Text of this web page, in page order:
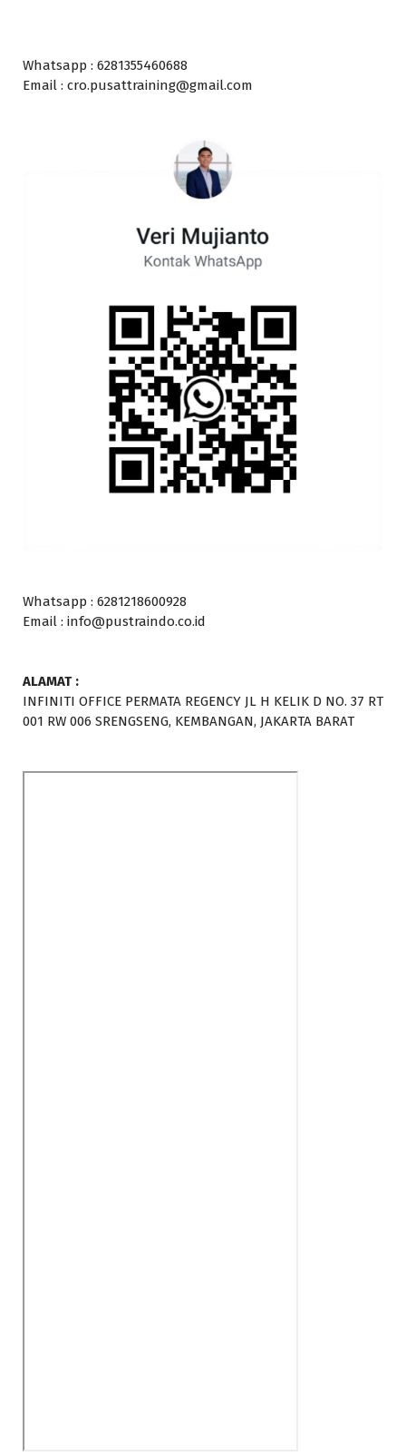
Whatsapp : 6281355460688
Email : cro.pusattraining@gmail.com
Whatsapp : 6281218600928
Email : info@pustraindo.co.id
ALAMAT :
INFINITI OFFICE PERMATA REGENCY JL H KELIK D NO. 37 RT
001 RW 006 SRENGSENG, KEMBANGAN, JAKARTA BARAT